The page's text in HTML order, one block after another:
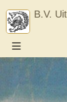
content
B.V.